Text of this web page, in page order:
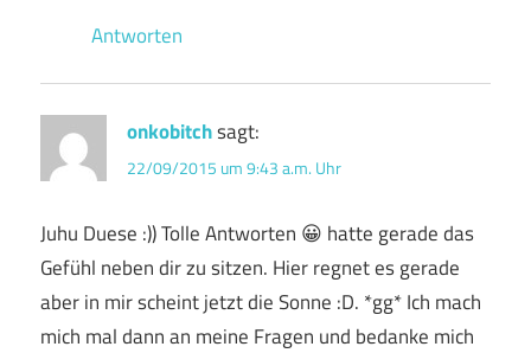
Antworten
onkobitchsagt:
22/09/2015 um 9:43 a.m. Uhr
Juhu Duese :)) Tolle Antworten 😀 hatte gerade das
Gefühl neben dir zu sitzen. Hier regnet es gerade
aber in mir scheint jetzt die Sonne :D. *gg* Ich mach
mich mal dann an meine Fragen und bedanke mich